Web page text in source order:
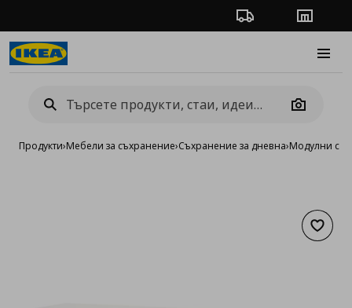
Проследяване на
Camera
Продукти›Мебели за съхранение›Съхранение за дневна›Модулни